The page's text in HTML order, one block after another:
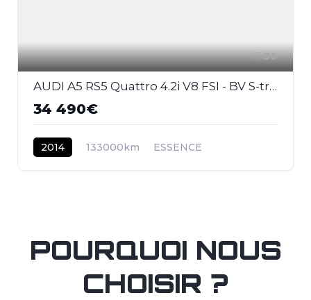
30
AUDI A5 RS5 Quattro 4.2i V8 FSI - BV S-tronic RS5 COUPE . PHASE 2
34 490€
2014 133000km ESSENCE
POURQUOI NOUS
CHOISIR ?